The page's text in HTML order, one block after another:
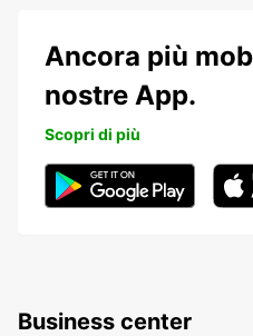
Ancora più
nostre App.
Scopri di più
Business center